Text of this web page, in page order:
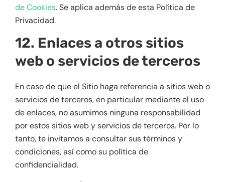
de Cookies. Se aplica además de esta Política de
Privacidad.
12. Enlaces a otros sitios
web o servicios de terceros
En caso de que el Sitio haga referencia a sitios web o
servicios de terceros, en particular mediante el uso
de enlaces, no asumimos ninguna responsabilidad
por estos sitios web y servicios de terceros. Por lo
tanto, te invitamos a consultar sus términos y
condiciones, así como su política de
confidencialidad.